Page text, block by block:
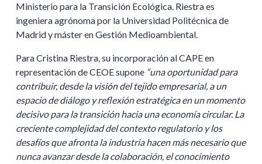
Ministerio para la Transición Ecológica. Riestra es
ingeniera agrónoma por la Universidad Politécnica de
Madrid y máster en Gestión Medioambiental.
ParaCristina Riestra, su incorporación al CAPE en
representación de CEOE supone “una oportunidad para
contribuir, desde la visión del tejido empresarial, a un
espacio de diálogo y reflexión estratégica en un momento
decisivo para la transición hacia una economía circular. La
creciente complejidad del contexto regulatorio y los
desafíos que afronta la industria hacen más necesario que
nunca avanzar desde la colaboración, el conocimiento